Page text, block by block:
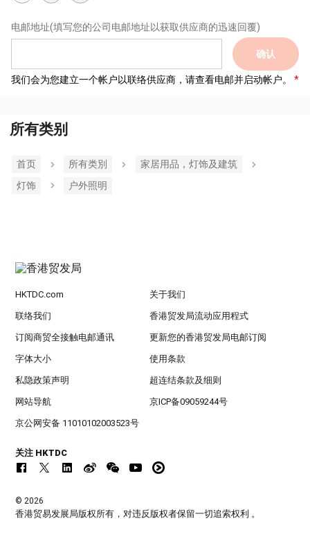
电邮地址(填写您的公司电邮地址以获取供应商的迅速回覆)
确认
我们会为您建立一个帐户以联络供应商，请查看电邮并启动帐户。
所有类别
首页 所有类別
家居用品，灯饰及建筑
灯饰
户外照明
HKTDC.com 关于我们
联络我们 香港贸发局流动应用程式
订阅商贸全接触电邮通讯 更新您的香港贸发局电邮订阅
字体大小 使用条款
私隐政策声明 超连结条款及细则
网站导航 京ICP备09059244号
京公网安备 11010102003523号
关注 HKTDC
© 2026
香港贸易发展局版权所有，对违反版权者保留一切追索权利 。